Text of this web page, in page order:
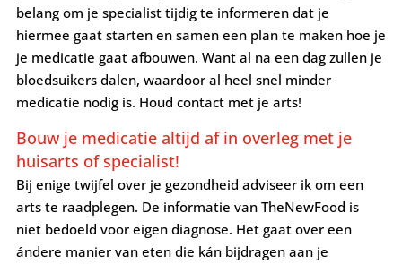
belang om je specialist tijdig te informeren dat je
hiermee gaat starten en samen een plan te maken hoe je
je medicatie gaat afbouwen. Want al na een dag zullen je
bloedsuikers dalen, waardoor al heel snel minder
medicatie nodig is. Houd contact met je arts!
Bouw je medicatie altijd af in overleg met je
huisarts of specialist!
Bij enige twijfel over je gezondheid adviseer ik om een
arts te raadplegen. De informatie van TheNewFood is
niet bedoeld voor eigen diagnose. Het gaat over een
ándere manier van eten die kán bijdragen aan je